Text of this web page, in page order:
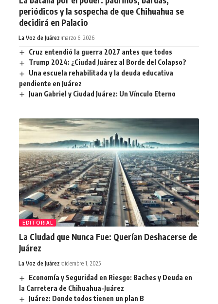
periódicos y la sospecha de que Chihuahua se
decidirá en Palacio
La Voz de Juárez marzo 6, 2026
Cruz entendió la guerra 2027 antes que todos
Trump 2024: ¿Ciudad Juárez al Borde del Colapso?
Una escuela rehabilitada y la deuda educativa
pendiente en Juárez
Juan Gabriel y Ciudad Juárez: Un Vínculo Eterno
EDITORIAL
La Ciudad que Nunca Fue: Querían Deshacerse de
Juárez
La Voz de Juárez diciembre 1, 2025
Economía y Seguridad en Riesgo: Baches y Deuda en
la Carretera de Chihuahua-Juárez
Juárez: Donde todos tienen un plan B